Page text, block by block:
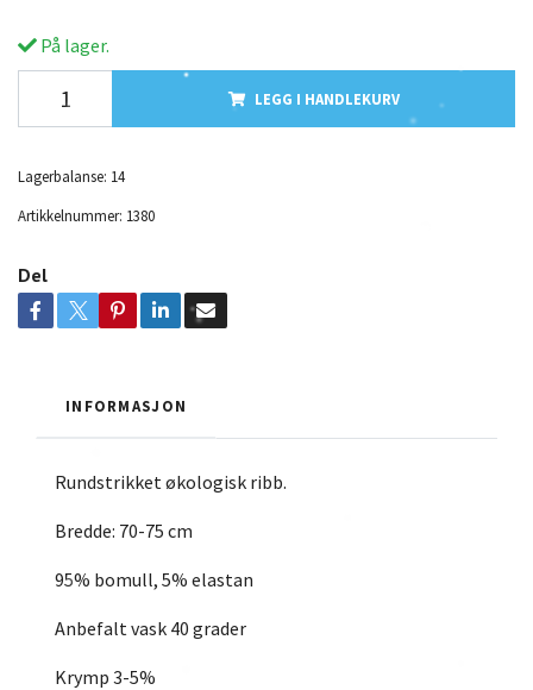
På lager.
LEGG I HANDLEKURV
Lagerbalanse: 14
Artikkelnummer: 1380
Del
INFORMASJON
Rundstrikket økologisk ribb.
Bredde: 70-75 cm
95% bomull, 5% elastan
Anbefalt vask 40 grader
Krymp 3-5%